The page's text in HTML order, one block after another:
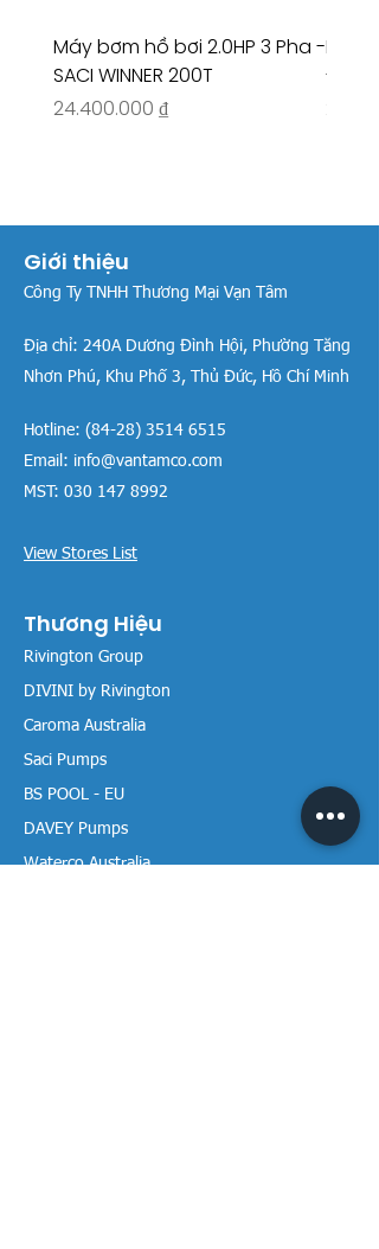
Máy bơm hồ bơi 2.0HP 3 Pha -
SACI WINNER 200T
Giá
24.400.000 ₫
Máy
-
Giới thiệu
Công Ty TNHH Thương Mại Vạn Tâm
Địa chỉ: 240A Dương Đình Hội, Phường Tăng
Nhơn Phú, Khu Phố 3, Thủ Đức, Hồ Chí Minh
Hotline: (84-28) 3514 6515
Email: info@vantamco.com
MST: 030 147 8992
View Stores List
Thương Hiệu
Rivington Group
DIVINI by Rivington
Caroma Australia
Saci Pumps
BS POOL - EU
DAVEY Pumps
Waterco Australia